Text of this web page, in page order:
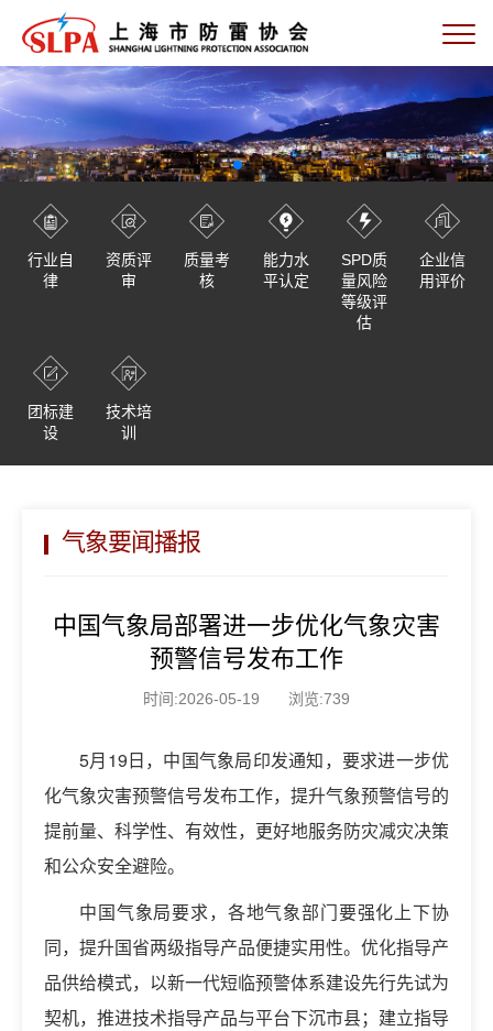
行业自
律
资质评
审
质量考
核
能力水
平认定
SPD质
量风险
等级评
估
企业信
用评价
团标建
设
技术培
训
气象要闻播报
中国气象局部署进一步优化气象灾害
预警信号发布工作
时间:2026-05-19 浏览:739
5月19日，中国气象局印发通知，要求进一步优
化气象灾害预警信号发布工作，提升气象预警信号的
提前量、科学性、有效性，更好地服务防灾减灾决策
和公众安全避险。
中国气象局要求，各地气象部门要强化上下协
同，提升国省两级指导产品便捷实用性。优化指导产
品供给模式，以新一代短临预警体系建设先行先试为
契机，推进技术指导产品与平台下沉市县；建立指导